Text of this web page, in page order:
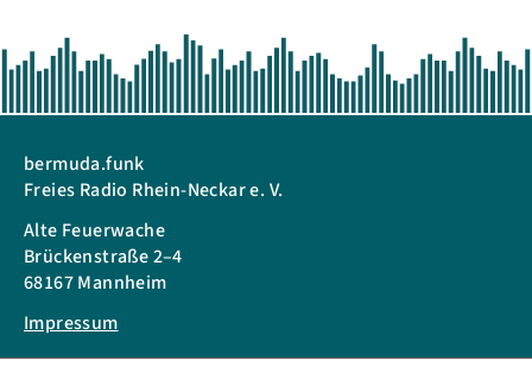
bermuda.funk
Freies Radio Rhein-Neckar e. V.
Alte Feuerwache
Brückenstraße 2–4
68167 Mannheim
Impressum